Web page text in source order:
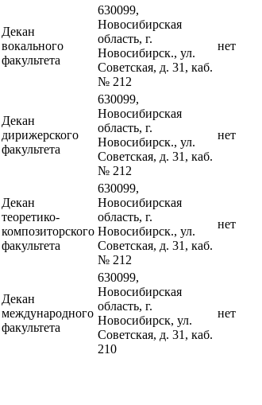
Декан
вокального
факультета
630099,
Новосибирская
область, г.
Новосибирск., ул.
Советская, д. 31, каб.
№ 212
нет
Декан
дирижерского
факультета
630099,
Новосибирская
область, г.
Новосибирск., ул.
Советская, д. 31, каб.
№ 212
нет
Декан
теоретико-
композиторского
факультета
630099,
Новосибирская
область, г.
Новосибирск., ул.
Советская, д. 31, каб.
№ 212
нет
Декан
международного
факультета
630099,
Новосибирская
область, г.
Новосибирск, ул.
Советская, д. 31, каб.
210
нет